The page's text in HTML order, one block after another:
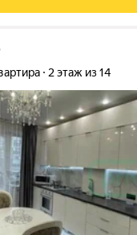
в
2 этаж из 14